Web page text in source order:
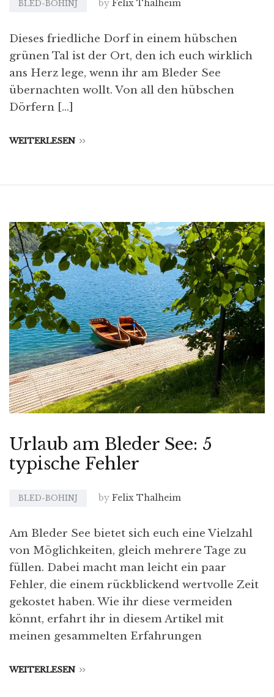
BLED-BOHINJ by Felix Thalheim
Dieses friedliche Dorf in einem hübschen
grünen Tal ist der Ort, den ich euch wirklich
ans Herz lege, wenn ihr am Bleder See
übernachten wollt. Von all den hübschen
Dörfern […]
WEITERLESEN
Urlaub am Bleder See: 5
typische Fehler
BLED-BOHINJ by Felix Thalheim
Am Bleder See bietet sich euch eine Vielzahl
von Möglichkeiten, gleich mehrere Tage zu
füllen. Dabei macht man leicht ein paar
Fehler, die einem rückblickend wertvolle Zeit
gekostet haben. Wie ihr diese vermeiden
könnt, erfahrt ihr in diesem Artikel mit
meinen gesammelten Erfahrungen
WEITERLESEN